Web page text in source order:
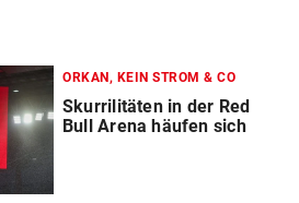
ORKAN, KEIN STROM & CO
Skurrilitäten in der Red
Bull Arena häufen sich